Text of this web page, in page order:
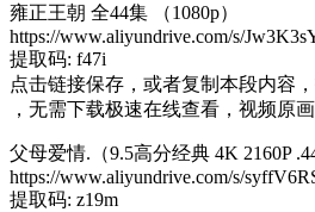
雍正王朝 全44集 （1080p）
https://www.aliyundrive.com/s/
提取码: f47i
点击链接保存，或者复制本段内容
，无需下载极速在线查看，视频原画
父母爱情.（9.5高分经典 4K 2160P
https://www.aliyundrive.com/s/
提取码: z19m